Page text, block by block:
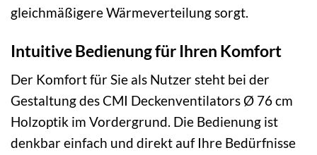
gleichmäßigere Wärmeverteilung sorgt.
Intuitive Bedienung für Ihren Komfort
Der Komfort für Sie als Nutzer steht bei der
Gestaltung des CMI Deckenventilators Ø 76 cm
Holzoptik im Vordergrund. Die Bedienung ist
denkbar einfach und direkt auf Ihre Bedürfnisse